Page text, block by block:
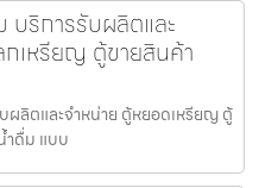
ริการรับผลิตและ
เหรียญ ตู้ขายสินค้า
ลิตและจำหน่าย ตู้หยอดเหรียญ ตู้
ำดื่ม แบบ